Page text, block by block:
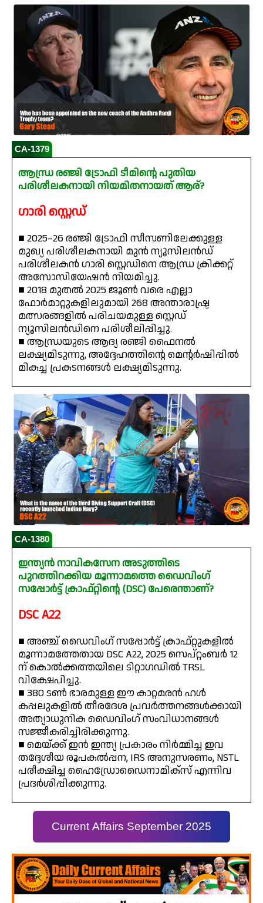
CA-1379
ആന്ധ്ര രഞ്ജി ട്രോഫി ടീമിന്റെ പുതിയ
പരിശീലകനായി നിയമിതനായത് ആര്?
ഗാരി സ്റ്റെഡ്
■ 2025–26 രഞ്ജി ട്രോഫി സീസണിലേക്കുള്ള
മുഖ്യ പരിശീലകനായി മുൻ ന്യൂസിലൻഡ്
പരിശീലകൻ ഗാരി സ്റ്റെഡിനെ ആന്ധ്ര ക്രിക്കറ്റ്
അസോസിയേഷൻ നിയമിച്ചു.
■ 2018 മുതൽ 2025 ജൂൺ വരെ എല്ലാ
ഫോർമാറ്റുകളിലുമായി 268 അന്താരാഷ്ട്ര
മത്സരങ്ങളിൽ പരിചയമുള്ള സ്റ്റെഡ്
ന്യൂസിലൻഡിനെ പരിശീലിപ്പിച്ചു.
■ ആന്ധ്രയുടെ ആദ്യ രഞ്ജി ഫൈനൽ
ലക്ഷ്യമിടുന്നു, അദ്ദേഹത്തിന്റെ മെന്റർഷിപ്പിൽ
മികച്ച പ്രകടനങ്ങൾ ലക്ഷ്യമിടുന്നു.
CA-1380
ഇന്ത്യൻ നാവികസേന അടുത്തിടെ
പുറത്തിറക്കിയ മൂന്നാമത്തെ ഡൈവിംഗ്
സപ്പോർട്ട് ക്രാഫ്റ്റിന്റെ (DSC) പേരെന്താണ്?
DSC A22
■ അഞ്ച് ഡൈവിംഗ് സപ്പോർട്ട് ക്രാഫ്റ്റുകളിൽ
മൂന്നാമത്തേതായ DSC A22, 2025 സെപ്റ്റംബർ 12
ന് കൊൽക്കത്തയിലെ ടിറ്റാഗഡിൽ TRSL
വിക്ഷേപിച്ചു.
■ 380 ടൺ ഭാരമുള്ള ഈ കാറ്റമരൻ ഹൾ
കപ്പലുകളിൽ തീരദേശ പ്രവർത്തനങ്ങൾക്കായി
അത്യാധുനിക ഡൈവിംഗ് സംവിധാനങ്ങൾ
സജ്ജീകരിച്ചിരിക്കുന്നു.
■ മെയ്ക്ക് ഇൻ ഇന്ത്യ പ്രകാരം നിർമ്മിച്ച ഇവ
തദ്ദേശീയ രൂപകൽപ്പന, IRS അനുസരണം, NSTL
പരീക്ഷിച്ച ഹൈഡ്രോഡൈനാമിക്സ് എന്നിവ
പ്രദർശിപ്പിക്കുന്നു.
Current Affairs September 2025